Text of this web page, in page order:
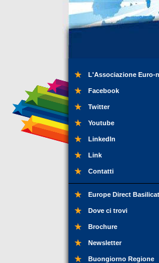
L'Associazione Euro-
Facebook
Twitter
Youtube
LinkedIn
Link
Contatti
Europe Direct
Dove ci trovi
Brochure
Newsletter
Buongiorno Regione